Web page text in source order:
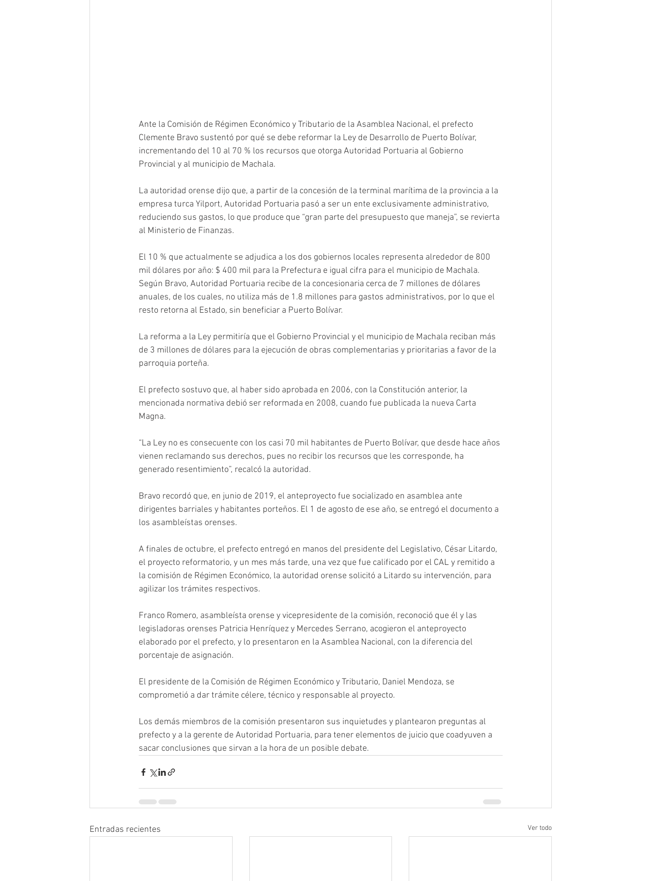
Ante la Comisión de Régimen Económico y Tributario de la Asamblea Nacional, el prefecto
Clemente Bravo sustentó por qué se debe reformar la Ley de Desarrollo de Puerto Bolívar,
incrementando del 10 al 70 % los recursos que otorga Autoridad Portuaria al Gobierno
Provincial y al municipio de Machala.
La autoridad orense dijo que, a partir de la concesión de la terminal marítima de la provincia a la
empresa turca Yilport, Autoridad Portuaria pasó a ser un ente exclusivamente administrativo,
reduciendo sus gastos, lo que produce que “gran parte del presupuesto que maneja”, se revierta
al Ministerio de Finanzas.
El 10 % que actualmente se adjudica a los dos gobiernos locales representa alrededor de 800
mil dólares por año: $ 400 mil para la Prefectura e igual cifra para el municipio de Machala.
Según Bravo, Autoridad Portuaria recibe de la concesionaria cerca de 7 millones de dólares
anuales, de los cuales, no utiliza más de 1.8 millones para gastos administrativos, por lo que el
resto retorna al Estado, sin beneficiar a Puerto Bolívar.
La reforma a la Ley permitiría que el Gobierno Provincial y el municipio de Machala reciban más
de 3 millones de dólares para la ejecución de obras complementarias y prioritarias a favor de la
parroquia porteña.
El prefecto sostuvo que, al haber sido aprobada en 2006, con la Constitución anterior, la
mencionada normativa debió ser reformada en 2008, cuando fue publicada la nueva Carta
Magna.
“La Ley no es consecuente con los casi 70 mil habitantes de Puerto Bolívar, que desde hace años
vienen reclamando sus derechos, pues no recibir los recursos que les corresponde, ha
generado resentimiento”, recalcó la autoridad.
Bravo recordó que, en junio de 2019, el anteproyecto fue socializado en asamblea ante
dirigentes barriales y habitantes porteños. El 1 de agosto de ese año, se entregó el documento a
los asambleístas orenses.
A finales de octubre, el prefecto entregó en manos del presidente del Legislativo, César Litardo,
el proyecto reformatorio, y un mes más tarde, una vez que fue calificado por el CAL y remitido a
la comisión de Régimen Económico, la autoridad orense solicitó a Litardo su intervención, para
agilizar los trámites respectivos.
Franco Romero, asambleísta orense y vicepresidente de la comisión, reconoció que él y las
legisladoras orenses Patricia Henríquez y Mercedes Serrano, acogieron el anteproyecto
elaborado por el prefecto, y lo presentaron en la Asamblea Nacional, con la diferencia del
porcentaje de asignación.
El presidente de la Comisión de Régimen Económico y Tributario, Daniel Mendoza, se
comprometió a dar trámite célere, técnico y responsable al proyecto.
Los demás miembros de la comisión presentaron sus inquietudes y plantearon preguntas al
prefecto y a la gerente de Autoridad Portuaria, para tener elementos de juicio que coadyuven a
sacar conclusiones que sirvan a la hora de un posible debate.
Entradas recientes Ver todo